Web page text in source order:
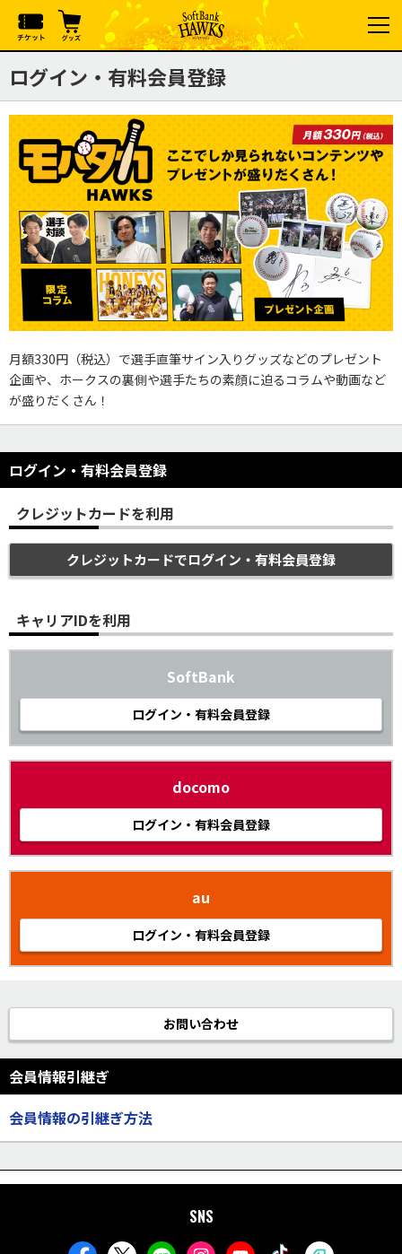
ログイン・有料会員登録
月額330円（税込）で選手直筆サイン入りグッズなどのプレゼント
企画や、ホークスの裏側や選手たちの素顔に迫るコラムや動画など
が盛りだくさん！
ログイン・有料会員登録
クレジットカードを利用
クレジットカードでログイン・有料会員登録
キャリアIDを利用
SoftBank
ログイン・有料会員登録
docomo
ログイン・有料会員登録
au
ログイン・有料会員登録
お問い合わせ
会員情報引継ぎ
会員情報の引継ぎ方法
SNS